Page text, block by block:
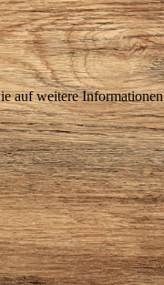
auf weitere Informationen